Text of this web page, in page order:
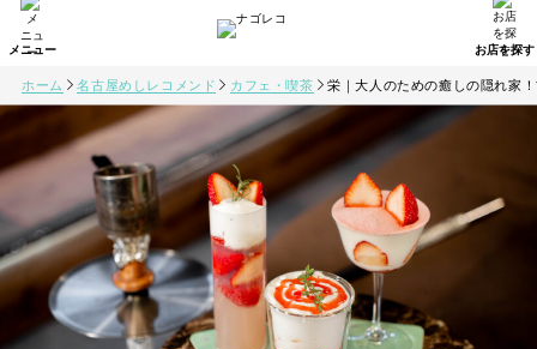
ホーム 名古屋めしレコメンド カフェ・喫茶 栄｜大人のための癒しの隠れ家